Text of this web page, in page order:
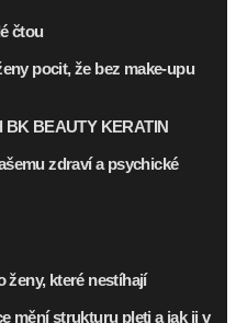
čtou
pocit, že bez make-upu
BEAUTY KERATIN
zdraví a psychické
ženy, které nestíhají
mění strukturu pleti a jak ji v